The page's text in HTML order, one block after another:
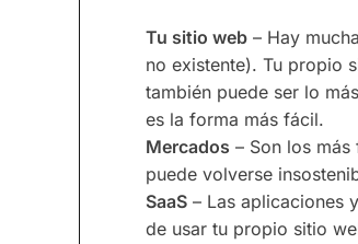
Tu sitio web – Hay
no existente). Tu propio
también puede ser lo
es la forma más fácil.
Mercados – Son los
puede volverse
SaaS – Las aplicaciones
de usar tu propio sitio